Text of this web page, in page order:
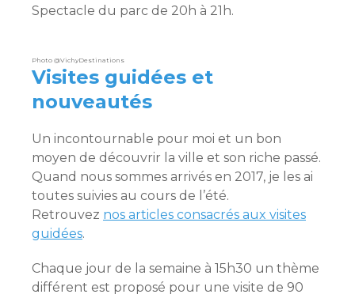
Spectacle du parc de 20h à 21h.
Photo @VichyDestinations
Visites guidées et
nouveautés
Un incontournable pour moi et un bon
moyen de découvrir la ville et son riche passé.
Quand nous sommes arrivés en 2017, je les ai
toutes suivies au cours de l’été.
Retrouvez nos articles consacrés aux visites
guidées.
Chaque jour de la semaine à 15h30 un thème
différent est proposé pour une visite de 90